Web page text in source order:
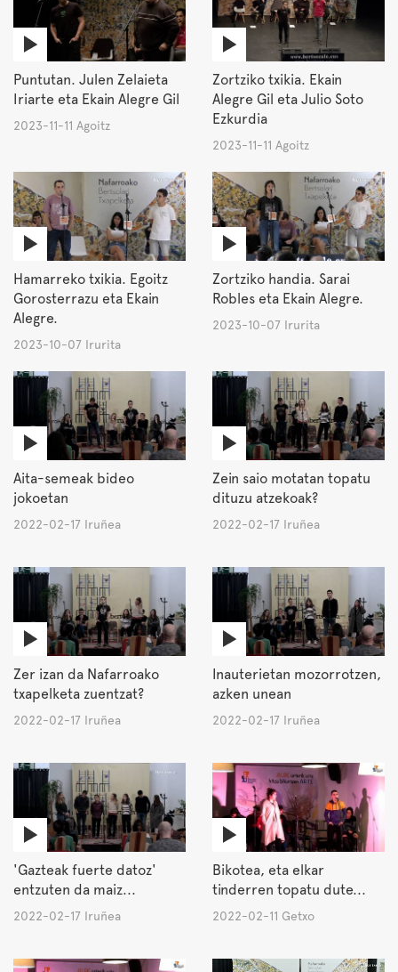
Puntutan. Julen Zelaieta
Iriarte eta Ekain Alegre Gil
2023-11-11 Agoitz
Zortziko txikia. Ekain
Alegre Gil eta Julio Soto
Ezkurdia
2023-11-11 Agoitz
Hamarreko txikia. Egoitz
Gorosterrazu eta Ekain
Alegre.
2023-10-07 Irurita
Zortziko handia. Sarai
Robles eta Ekain Alegre.
2023-10-07 Irurita
Aita-semeak bideo
jokoetan
2022-02-17 Iruñea
Zein saio motatan topatu
dituzu atzekoak?
2022-02-17 Iruñea
Zer izan da Nafarroako
txapelketa zuentzat?
2022-02-17 Iruñea
Inauterietan mozorrotzen,
azken unean
2022-02-17 Iruñea
'Gazteak fuerte datoz'
entzuten da maiz...
2022-02-17 Iruñea
Bikotea, eta elkar
tinderren topatu dute...
2022-02-11 Getxo